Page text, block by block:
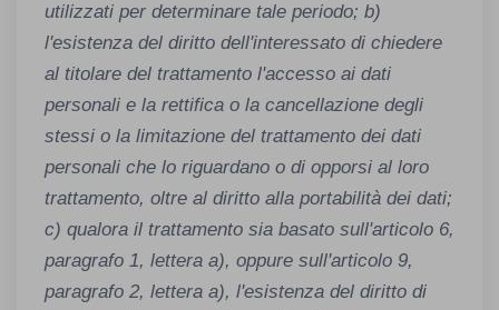
utilizzati per determinare tale periodo; b)
l'esistenza del diritto dell'interessato di chiedere
al titolare del trattamento l'accesso ai dati
personali e la rettifica o la cancellazione degli
stessi o la limitazione del trattamento dei dati
personali che lo riguardano o di opporsi al loro
trattamento, oltre al diritto alla portabilità dei dati;
c) qualora il trattamento sia basato sull'articolo 6,
paragrafo 1, lettera a), oppure sull'articolo 9,
paragrafo 2, lettera a), l'esistenza del diritto di